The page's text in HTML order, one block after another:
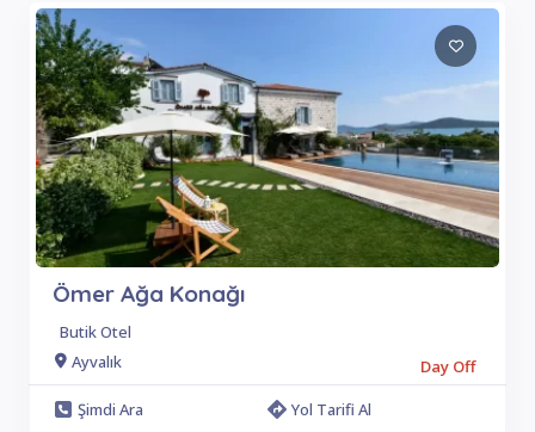
Ömer Ağa Konağı
Butik Otel
Ayvalık
Day Off
Şimdi Ara
Yol Tarifi Al